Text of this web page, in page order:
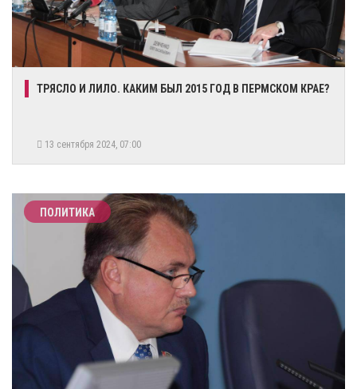
ТРЯСЛО И ЛИЛО. КАКИМ БЫЛ 2015 ГОД В ПЕРМСКОМ КРАЕ?
13 сентября 2024, 07:00
ПОЛИТИКА